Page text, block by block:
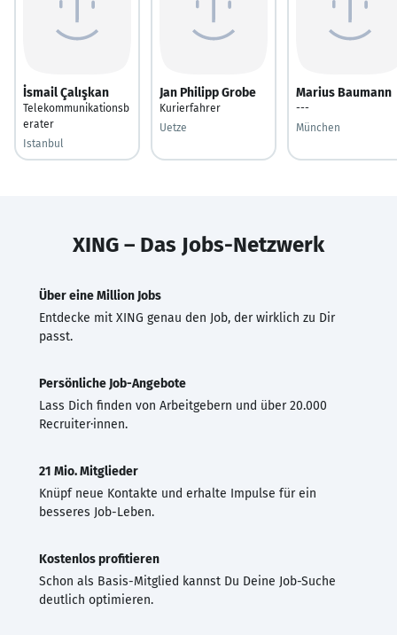
İsmail Çalışkan
Telekommunikationsb
erater
Istanbul
Jan Philipp Grobe
Kurierfahrer
Uetze
Marius Baumann
---
München
XING – Das Jobs-Netzwerk
Über eine Million Jobs
Entdecke mit XING genau den Job, der wirklich zu Dir
passt.
Persönliche Job-Angebote
Lass Dich finden von Arbeitgebern und über 20.000
Recruiter·innen.
21 Mio. Mitglieder
Knüpf neue Kontakte und erhalte Impulse für ein
besseres Job-Leben.
Kostenlos profitieren
Schon als Basis-Mitglied kannst Du Deine Job-Suche
deutlich optimieren.